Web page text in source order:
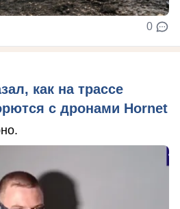
0
как на трассе
с дронами Hornet